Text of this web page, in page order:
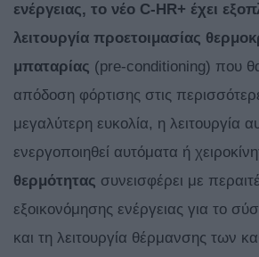
ενέργειας, το νέο C-HR+ έχει
λειτουργία προετοιμασίας
μπαταρίας (pre-conditioning) που
απόδοση φόρτισης στις
μεγαλύτερη ευκολία, η λειτουργία
ενεργοποιηθεί αυτόματα ή
θερμότητας συνεισφέρει με
εξοικονόμησης ενέργειας για το
και τη λειτουργία θέρμανσης των